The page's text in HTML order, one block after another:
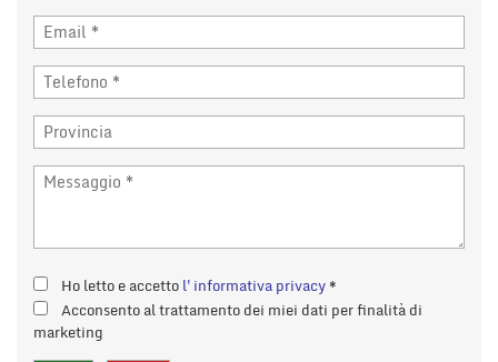
Ho letto e accettol'informativa privacy*
Acconsento al trattamento dei miei dati per finalità di
marketing